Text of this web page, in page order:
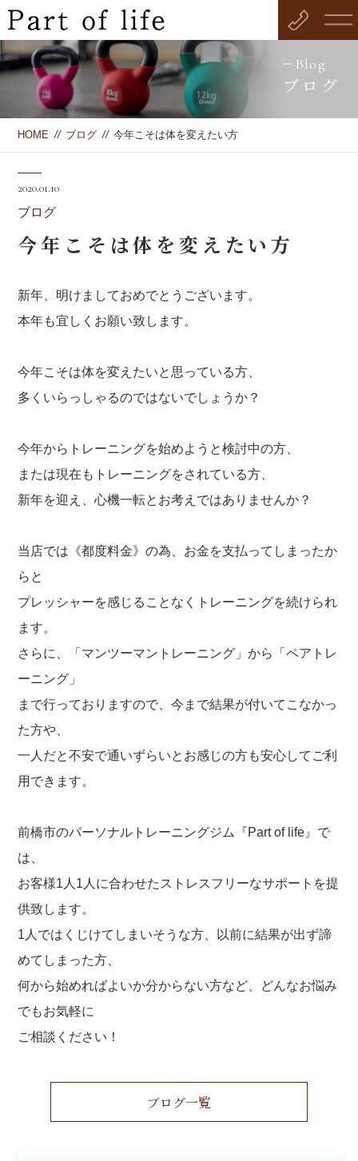
Blog
ブログ
HOME // ブログ // 今年こそは体を変えたい方
2020.01.10
ブログ
今年こそは体を変えたい方
新年、明けましておめでとうございます。
本年も宜しくお願い致します。
今年こそは体を変えたいと思っている方、
多くいらっしゃるのではないでしょうか？
今年からトレーニングを始めようと検討中の方、
または現在もトレーニングをされている方、
新年を迎え、心機一転とお考えではありませんか？
当店では《都度料金》の為、お金を支払ってしまったか
らと
プレッシャーを感じることなくトレーニングを続けられ
ます。
さらに、「マンツーマントレーニング」から「ペアトレ
ーニング」
まで行っておりますので、今まで結果が付いてこなかっ
た方や、
一人だと不安で通いずらいとお感じの方も安心してご利
用できます。
前橋市のパーソナルトレーニングジム『Part of life』で
は、
お客様1人1人に合わせたストレスフリーなサポートを提
供致します。
1人ではくじけてしまいそうな方、以前に結果が出ず諦
めてしまった方、
何から始めればよいか分からない方など、どんなお悩み
でもお気軽に
ご相談ください！
ブログ一覧